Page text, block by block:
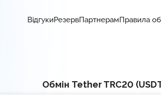
ВідгукиРезервПартнерамПравила
Обмін Tether TRC20